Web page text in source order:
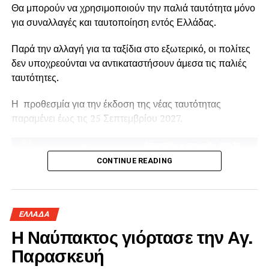
Θα μπορούν να χρησιμοποιούν την παλιά ταυτότητα μόνο
για συναλλαγές και ταυτοποίηση εντός Ελλάδας.
Παρά την αλλαγή για τα ταξίδια στο εξωτερικό, οι πολίτες
δεν υποχρεούνται να αντικαταστήσουν άμεσα τις παλιές
ταυτότητες.
Η προθεσμία για την έκδοση της νέας ταυτότητας
παραμένει έως τις 25 Σεπτεμβρίου 2027.
CONTINUE READING
ΕΛΛΑΔΑ
Η Ναύπακτος γιόρτασε την Αγ.
Παρασκευή